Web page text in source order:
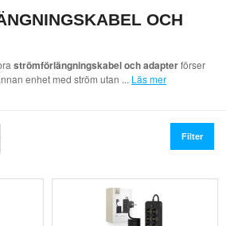
OCH
strömförlängningskabel och adapterförser
enhet med ström utan ... Läs mer
Filter